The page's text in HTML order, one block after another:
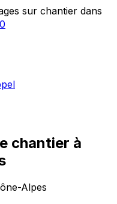
sur chantier dans
chantier à
Alpes